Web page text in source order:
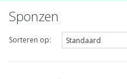
Sponzen
Sorteren op: